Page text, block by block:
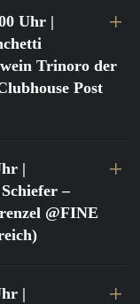
Uhr |
Trinoro der
Post
|
–
@FINE
|